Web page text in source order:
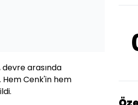
arasında
Hem Cenk'in hem